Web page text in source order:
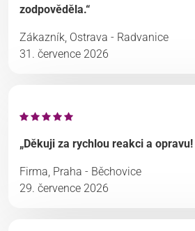
zodpověděla.“
Zákazník, Ostrava - Radvanice
31. července 2026
„Děkuji za rychlou reakci a
Firma, Praha - Běchovice
29. července 2026